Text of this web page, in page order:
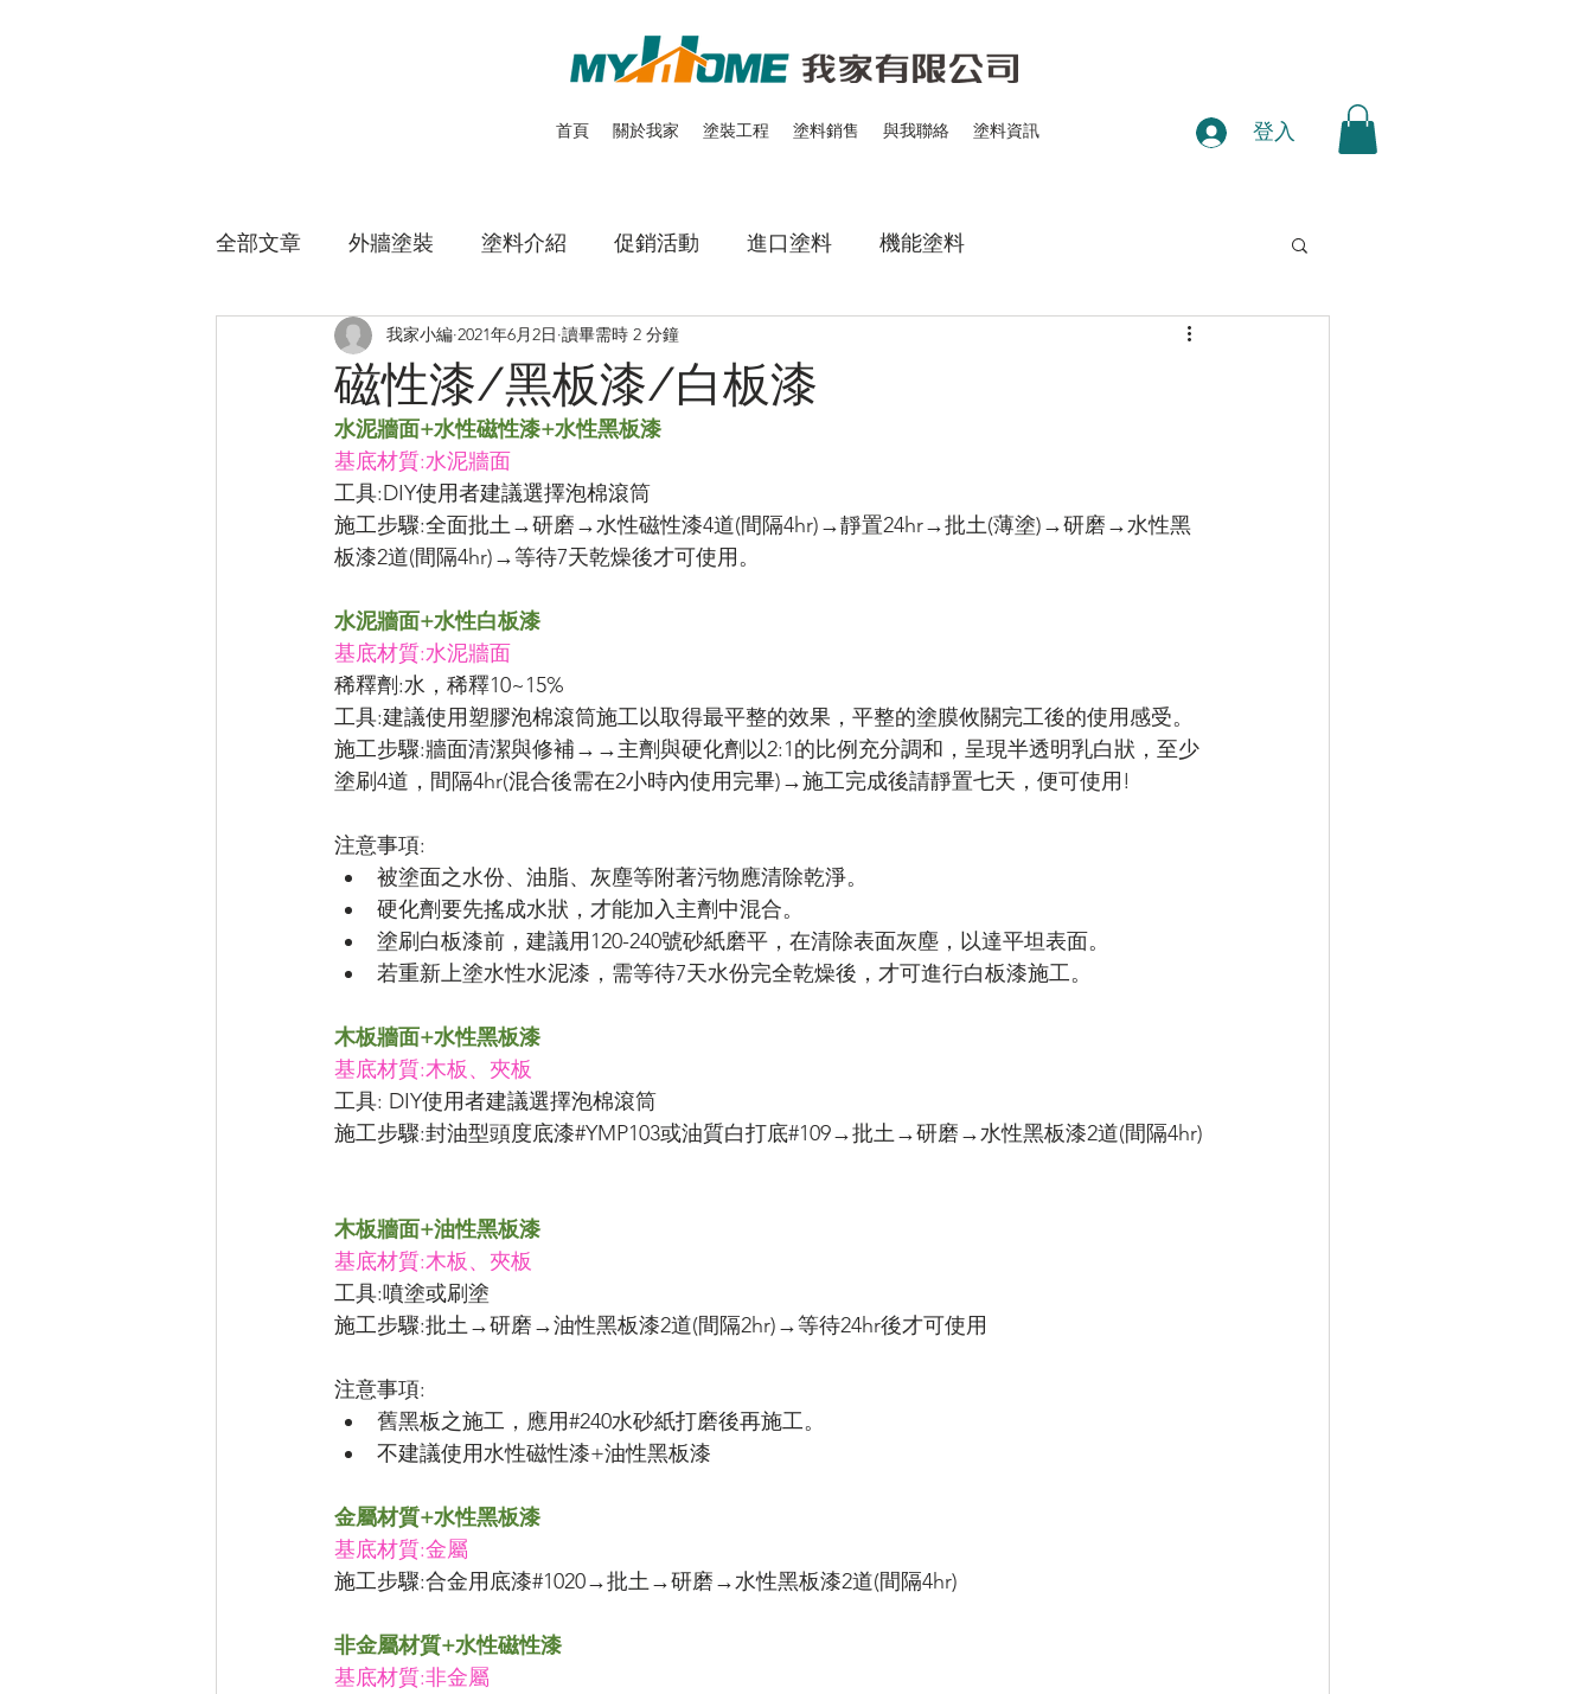
首頁 關於我家 塗裝工程 塗料銷售 與我聯絡 塗料資訊 登入
全部文章 外牆塗裝 塗料介紹 促銷活動 進口塗料 機能塗料
磁性漆/黑板漆/白板漆
我家小編 2021年6月2日 讀畢需時 2 分鐘
水泥牆面+水性磁性漆+水性黑板漆
基底材質:水泥牆面
工具:DIY使用者建議選擇泡棉滾筒
施工步驟:全面批土→研磨→水性磁性漆4道(間隔4hr)→靜置24hr→批土(薄塗)→研磨→水性黑
板漆2道(間隔4hr)→等待7天乾燥後才可使用。
水泥牆面+水性白板漆
基底材質:水泥牆面
稀釋劑:水，稀釋10~15%
工具:建議使用塑膠泡棉滾筒施工以取得最平整的效果，平整的塗膜攸關完工後的使用感受。
施工步驟:牆面清潔與修補→→主劑與硬化劑以2:1的比例充分調和，呈現半透明乳白狀，至少
塗刷4道，間隔4hr(混合後需在2小時內使用完畢)→施工完成後請靜置七天，便可使用!
注意事項:
被塗面之水份、油脂、灰塵等附著污物應清除乾淨。
硬化劑要先搖成水狀，才能加入主劑中混合。
塗刷白板漆前，建議用120-240號砂紙磨平，在清除表面灰塵，以達平坦表面。
若重新上塗水性水泥漆，需等待7天水份完全乾燥後，才可進行白板漆施工。
木板牆面+水性黑板漆
基底材質:木板、夾板
工具: DIY使用者建議選擇泡棉滾筒
施工步驟:封油型頭度底漆#YMP103或油質白打底#109→批土→研磨→水性黑板漆2道(間隔4hr)
木板牆面+油性黑板漆
基底材質:木板、夾板
工具:噴塗或刷塗
施工步驟:批土→研磨→油性黑板漆2道(間隔2hr)→等待24hr後才可使用
注意事項:
舊黑板之施工，應用#240水砂紙打磨後再施工。
不建議使用水性磁性漆+油性黑板漆
金屬材質+水性黑板漆
基底材質:金屬
施工步驟:合金用底漆#1020→批土→研磨→水性黑板漆2道(間隔4hr)
非金屬材質+水性磁性漆
基底材質:非金屬